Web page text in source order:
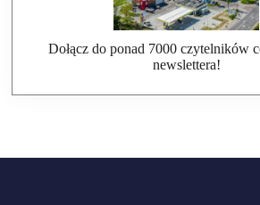
Dołącz do ponad 7000 czytelników
newslettera!